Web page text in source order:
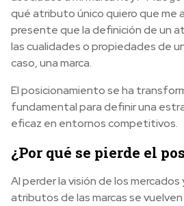
qué atributo único quiero que me
presente que la definición de un
las cualidades o propiedades de
caso, una marca.
El posicionamiento se ha
fundamental para definir una
eficaz en entornos competitivos.
¿Por qué se pierde el
Al perder la visión de los mercados
atributos de las marcas se